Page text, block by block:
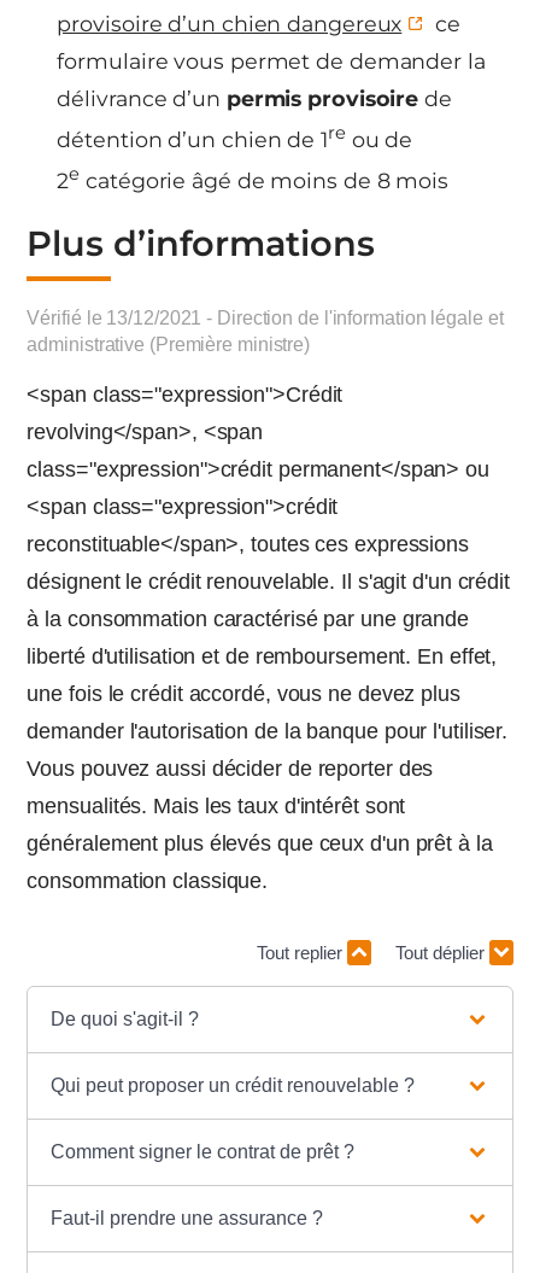
provisoire d’un chien dangereux
ce
formulaire vous permet de demander la
délivrance d’un permis provisoire de
détention d’un chien de 1re ou de
2e catégorie âgé de moins de 8 mois
Plus d’informations
Vérifié le 13/12/2021 - Direction de l'information légale et
administrative (Première ministre)
<span class="expression">Crédit
revolving</span>, <span
class="expression">crédit permanent</span> ou
<span class="expression">crédit
reconstituable</span>, toutes ces expressions
désignent le crédit renouvelable. Il s'agit d'un crédit
à la consommation caractérisé par une grande
liberté d'utilisation et de remboursement. En effet,
une fois le crédit accordé, vous ne devez plus
demander l'autorisation de la banque pour l'utiliser.
Vous pouvez aussi décider de reporter des
mensualités. Mais les taux d'intérêt sont
généralement plus élevés que ceux d'un prêt à la
consommation classique.
Tout replier Tout déplier
De quoi s'agit-il ?
Qui peut proposer un crédit renouvelable ?
Comment signer le contrat de prêt ?
Faut-il prendre une assurance ?